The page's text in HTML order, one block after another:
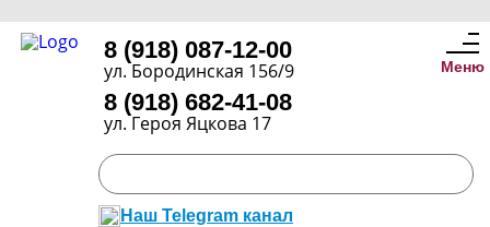
8 (918) 087-12-00
ул. Бородинская 156/9
8 (918) 682-41-08
ул. Героя Яцкова 17
Наш Telegram канал
Меню